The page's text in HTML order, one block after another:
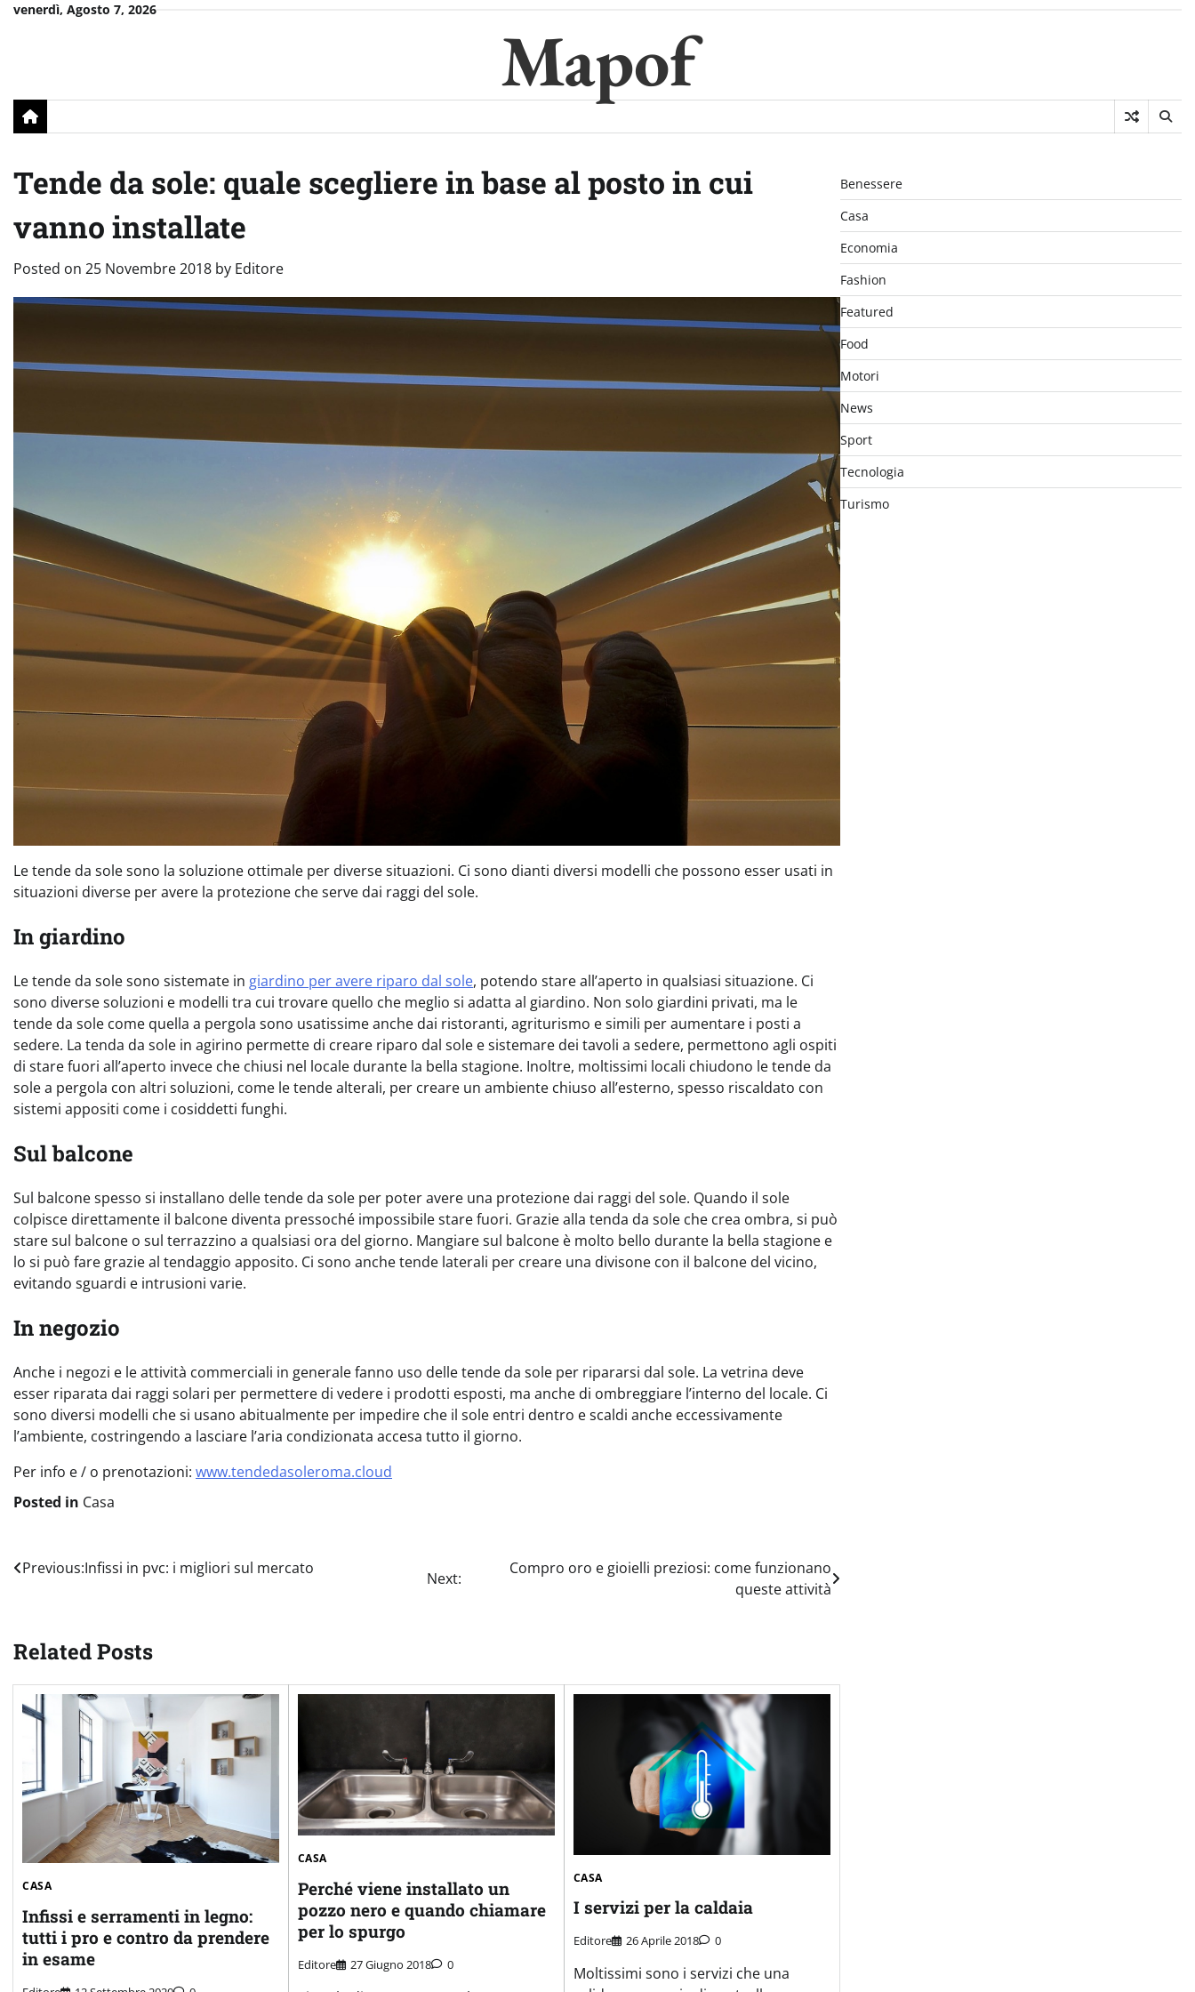
Skipvenerdì, Agosto 7, 2026
Mapof
Tende da sole: quale scegliere in base al posto in cui
vanno installate
Posted on 25 Novembre 2018 by Editore
Le tende da sole sono la soluzione ottimale per diverse situazioni. Ci sono dianti diversi modelli che possono esser usati in
situazioni diverse per avere la protezione che serve dai raggi del sole.
In giardino
Le tende da sole sono sistemate in giardino per avere riparo dal sole, potendo stare all’aperto in qualsiasi situazione. Ci
sono diverse soluzioni e modelli tra cui trovare quello che meglio si adatta al giardino. Non solo giardini privati, ma le
tende da sole come quella a pergola sono usatissime anche dai ristoranti, agriturismo e simili per aumentare i posti a
sedere. La tenda da sole in agirino permette di creare riparo dal sole e sistemare dei tavoli a sedere, permettono agli ospiti
di stare fuori all’aperto invece che chiusi nel locale durante la bella stagione. Inoltre, moltissimi locali chiudono le tende da
sole a pergola con altri soluzioni, come le tende alterali, per creare un ambiente chiuso all’esterno, spesso riscaldato con
sistemi appositi come i cosiddetti funghi.
Sul balcone
Sul balcone spesso si installano delle tende da sole per poter avere una protezione dai raggi del sole. Quando il sole
colpisce direttamente il balcone diventa pressoché impossibile stare fuori. Grazie alla tenda da sole che crea ombra, si può
stare sul balcone o sul terrazzino a qualsiasi ora del giorno. Mangiare sul balcone è molto bello durante la bella stagione e
lo si può fare grazie al tendaggio apposito. Ci sono anche tende laterali per creare una divisone con il balcone del vicino,
evitando sguardi e intrusioni varie.
In negozio
Anche i negozi e le attività commerciali in generale fanno uso delle tende da sole per ripararsi dal sole. La vetrina deve
esser riparata dai raggi solari per permettere di vedere i prodotti esposti, ma anche di ombreggiare l’interno del locale. Ci
sono diversi modelli che si usano abitualmente per impedire che il sole entri dentro e scaldi anche eccessivamente
l’ambiente, costringendo a lasciare l’aria condizionata accesa tutto il giorno.
Per info e / o prenotazioni: www.tendedasoleroma.cloud
Posted in Casa
Navigazione
Previous:Infissi in pvc: i migliori sul mercato
Next:
Compro oro e gioielli preziosi: come funzionano
queste attività
Related Posts
CASA
Infissi e serramenti in legno:
tutti i pro e contro da prendere
in esame
CASA
Perché viene installato un
pozzo nero e quando chiamare
per lo spurgo
Editore 27 Giugno 2018 0
CASA
I servizi per la caldaia
Editore 26 Aprile 2018 0
Moltissimi sono i servizi che una
Benessere
Casa
Economia
Fashion
Featured
Food
Motori
News
Sport
Tecnologia
Turismo